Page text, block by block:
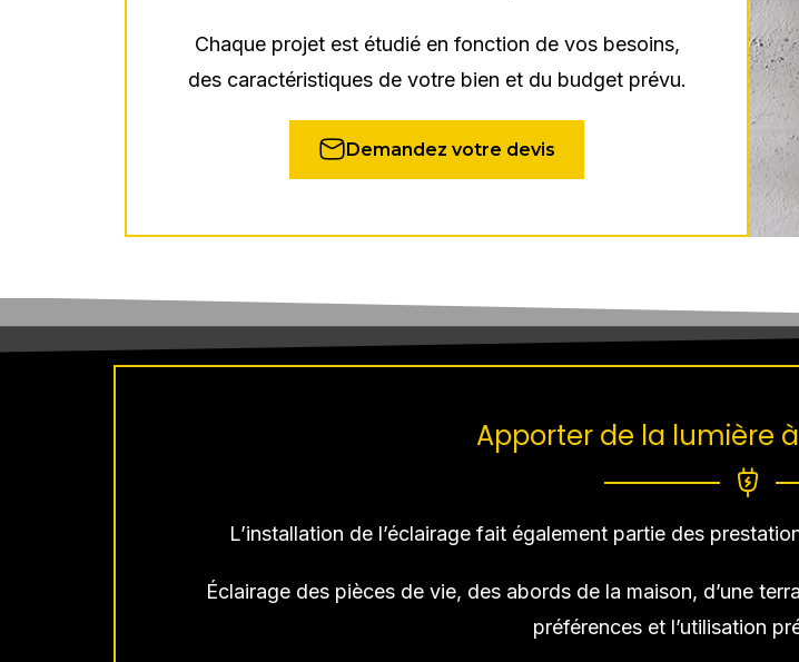
Chaque projet est étudié en fonction de vos besoins,
des caractéristiques de votre bien et du budget prévu.
Demandez votre devis
Apporter de la lumière
L’installation de l’éclairage fait également partie des
Éclairage des pièces de vie, des abords de la maison, d’une
préférences et l’utilisation